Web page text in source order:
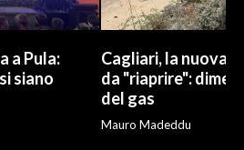
a Pula:
siano
Cagliari, la nuova
da "riaprire":
del gas
Mauro Madeddu